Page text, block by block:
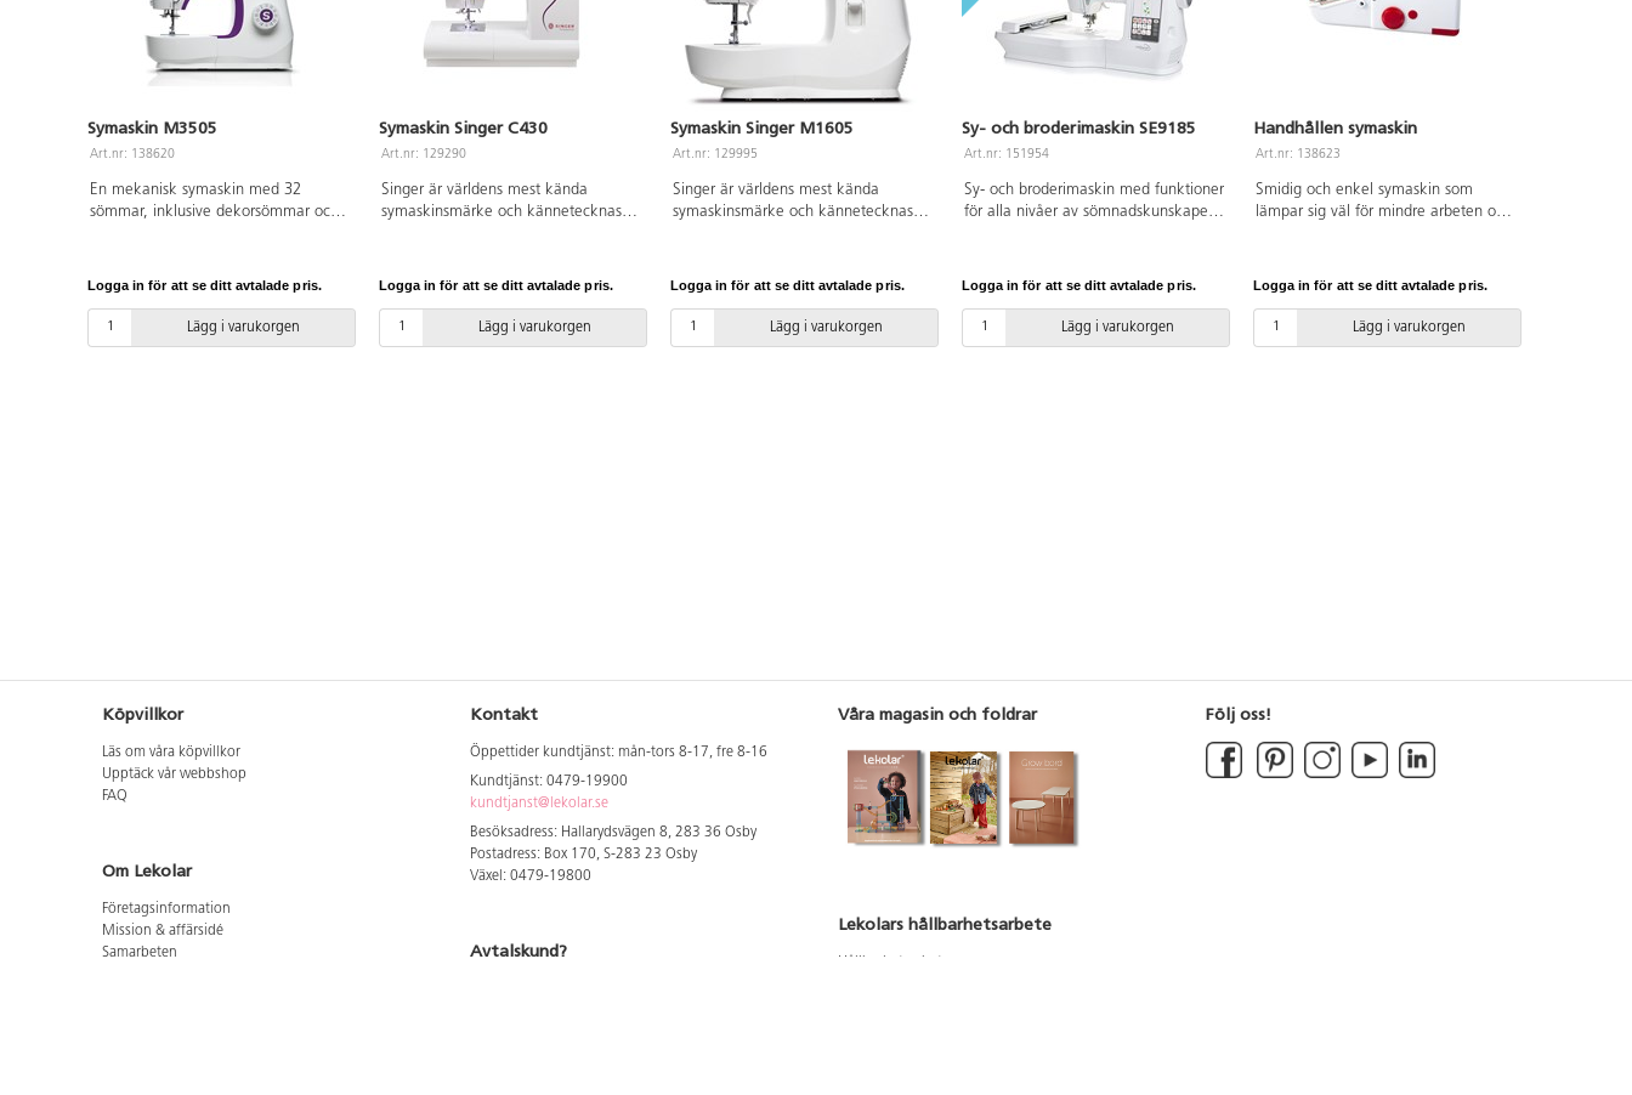
Symaskin M3505
Art.nr: 138620
En mekanisk symaskin med 32
sömmar, inklusive dekorsömmar och
justeras för att passa just ditt
sömnadsprojekt. 1-stegs knapphål.
Logga in för att se ditt avtalade pris.
Lägg i varukorgen
Symaskin Singer C430
Art.nr: 129290
Singer är världens mest kända
symaskinsmärke och kännetecknas
display. Inbyggd minnesfunktion samt
grundfunktioner för trådklippning,
Logga in för att se ditt avtalade pris.
Lägg i varukorgen
Symaskin Singer M1605
Art.nr: 129995
Singer är världens mest kända
symaskinsmärke och kännetecknas
den enkel att använda.
Logga in för att se ditt avtalade pris.
Lägg i varukorgen
Sy- och broderimaskin SE9185
Art.nr: 151954
Sy- och broderimaskin med funktioner
för alla nivåer av sömnadskunskaper.
170x100 mm. Automatisk nålträdare.
Logga in för att se ditt avtalade pris.
Lägg i varukorgen
Handhållen symaskin
Art.nr: 138623
Smidig och enkel symaskin som
lämpar sig väl för mindre arbeten och
hantering. Justerbar trådspänning. 4 st
AA-batterier krävs (ingår ej). I
Logga in för att se ditt avtalade pris.
Lägg i varukorgen
Köpvillkor
Läs om våra köpvillkor
Upptäck vår webbshop
FAQ
Om Lekolar
Företagsinformation
Mission & affärsidé
Samarbeten
Kontakt
Öppettider kundtjänst: mån-tors 8-17, fre 8-16
Kundtjänst: 0479-19900
kundtjanst@lekolar.se
Besöksadress: Hallarydsvägen 8, 283 36 Osby
Postadress: Box 170, S-283 23 Osby
Växel: 0479-19800
Avtalskund?
Våra magasin och foldrar
Lekolars hållbarhetsarbete
Följ oss!